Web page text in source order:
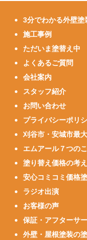
3分でわかる外壁塗
施工事例
ただいま塗替え中
よくあるご質問
会社案内
スタッフ紹介
お問い合わせ
プライバシーポリ
刈谷市・安城市最
エムアール７つの
塗り替え価格の考
安心コミコミ価格
ラジオ出演
お客様の声
保証・アフターサ
外壁・屋根塗装の